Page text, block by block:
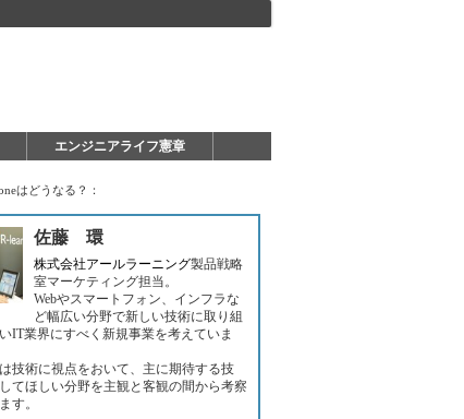
エンジニアライフ憲章
はどうなる？：
佐藤 環
株式会社アールラーニング製品戦略
室マーケティング担当。
Webやスマートフォン、インフラな
ど幅広い分野で新しい技術に取り組
IT業界にすべく新規事業を考えていま
技術に視点をおいて、主に期待する技
てほしい分野を主観と客観の間から考察
す。